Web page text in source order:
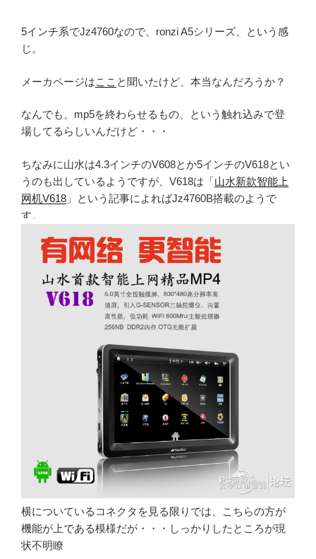
5インチ系でJz4760なので、ronzi A5シリーズ、という感
じ。
メーカページはここ と聞いたけど、本当なんだろうか？
なんでも、mp5を終わらせるもの、という触れ込みで登
場してるらしいんだけど・・・
ちなみに山水は4.3インチのV608とか5インチのV618とい
うのも出しているようですが、V618は「山水新款智能上
网机V618 」という記事によればJz4760B搭載のようで
す。
横についているコネクタを見る限りでは、こちらの方が
機能が上である模様だが・・・しっかりしたところが現
状不明瞭